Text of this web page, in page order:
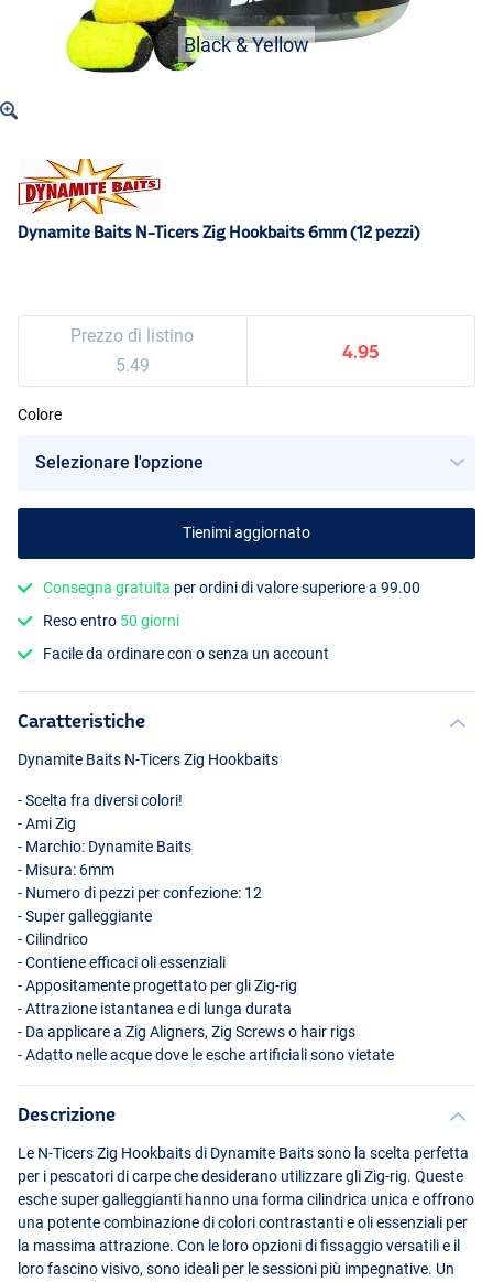
Black & Yellow
Black & Red
Dynamite Baits N-Ticers Zig Hookbaits 6mm (12 pezzi)
Prezzo di listino
5.49
4.95
Colore
Tienimi aggiornato
Consegna gratuita per ordini di valore superiore a 99.00
Reso entro 50 giorni
Facile da ordinare con o senza un account
Caratteristiche
Dynamite Baits N-Ticers Zig Hookbaits
- Scelta fra diversi colori!
- Ami Zig
- Marchio: Dynamite Baits
- Misura: 6mm
- Numero di pezzi per confezione: 12
- Super galleggiante
- Cilindrico
- Contiene efficaci oli essenziali
- Appositamente progettato per gli Zig-rig
- Attrazione istantanea e di lunga durata
- Da applicare a Zig Aligners, Zig Screws o hair rigs
- Adatto nelle acque dove le esche artificiali sono vietate
Descrizione
Le N-Ticers Zig Hookbaits di Dynamite Baits sono la scelta perfetta
per i pescatori di carpe che desiderano utilizzare gli Zig-rig. Queste
esche super galleggianti hanno una forma cilindrica unica e offrono
una potente combinazione di colori contrastanti e oli essenziali per
la massima attrazione. Con le loro opzioni di fissaggio versatili e il
loro fascino visivo, sono ideali per le sessioni più impegnative. Un